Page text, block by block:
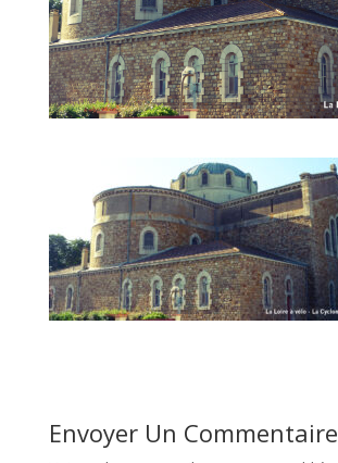
Envoyer Un Commentaire